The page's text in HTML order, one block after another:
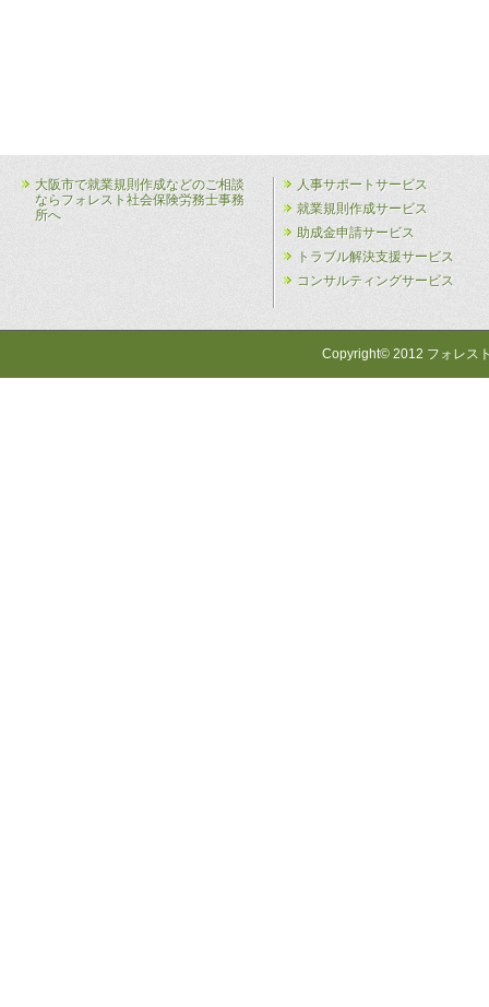
大阪市で就業規則作成などのご相談
ならフォレスト社会保険労務士事務
所へ
人事サポートサービス
就業規則作成サービス
助成金申請サービス
トラブル解決支援サービス
コンサルティングサービス
Copyright© 2012 フォレス